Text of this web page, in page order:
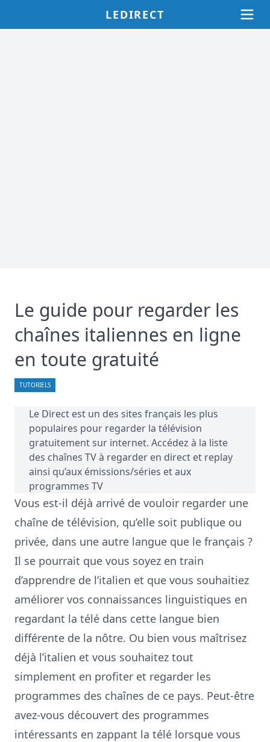
LEDIRECT
Le guide pour regarder les
chaînes italiennes en ligne
en toute gratuité
TUTORIELS
Le Direct est un des sites français les plus
populaires pour regarder la télévision
gratuitement sur internet. Accédez à la liste
des chaînes TVà regarder en direct et replay
ainsi qu’aux émissions/séries et aux
programmes TV
Vous est-il déjà arrivé de vouloir regarder une
chaîne de télévision, qu’elle soit publique ou
privée, dans une autre langue que le français ?
Il se pourrait que vous soyez en train
d’apprendre de l’italien et que vous souhaitiez
améliorer vos connaissances linguistiques en
regardant la télé dans cette langue bien
différente de la nôtre. Ou bien vous maîtrisez
déjà l’italien et vous souhaitez tout
simplement en profiter et regarder les
programmes des chaînes de ce pays. Peut-être
avez-vous découvert des programmes
intéressants en zappant la télé lorsque vous